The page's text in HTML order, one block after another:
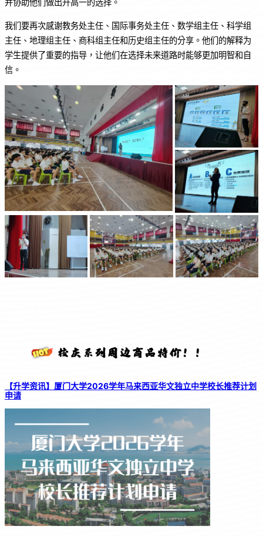
并协助他们做出升高一的选择。
我们要再次感谢教务处主任、国际事务处主任、数学组主任、科学组
主任、地理组主任、商科组主任和历史组主任的分享。他们的解释为
学生提供了重要的指导，让他们在选择未来道路时能够更加明智和自
信。
【升学资讯】厦门大学2026学年马来西亚华文独立中学校长推荐计划
申请